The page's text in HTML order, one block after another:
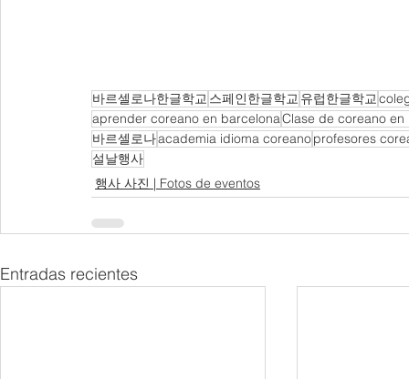
바르셀로나한글학교 스페인한글학교 유럽한글학교
aprender coreano en barcelonaClase de coreano
바르셀로나academia idioma coreanoprofesores
설날행사
행사 사진 | Fotos de eventos
Entradas recientes